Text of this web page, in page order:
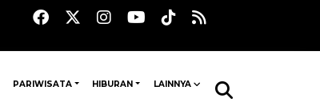
PARIWISATA HIBURAN LAINNYA